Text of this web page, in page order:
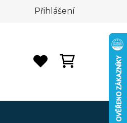
Přihlášení
KOŠÍK